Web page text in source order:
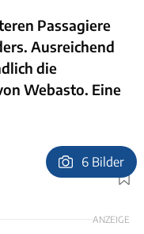
Passagiere
Ausreichend
die
Webasto. Eine
Benjamin Buechner, Hersteller
6 Bilder
ANZEIGE